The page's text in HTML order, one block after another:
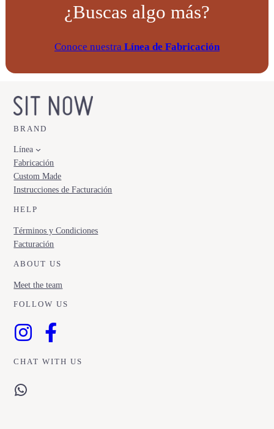
¿Buscas algo más?
Conoce nuestra Línea de Fabricación
BRAND
Línea
Fabricación
Custom Made
Instrucciones de Facturación
HELP
Términos y Condiciones
Facturación
ABOUT US
Meet the team
FOLLOW US
CHAT WITH US
WhatsApp